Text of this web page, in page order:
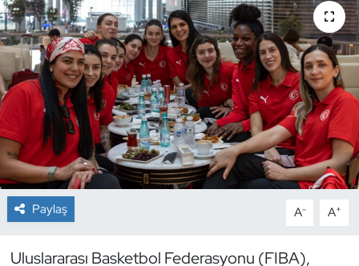
Paylaş A- A+
Uluslararası Basketbol Federasyonu (FIBA),
Buz Pateni
Çim Hokeyi
Cimnastik
Curling
Dağcılık